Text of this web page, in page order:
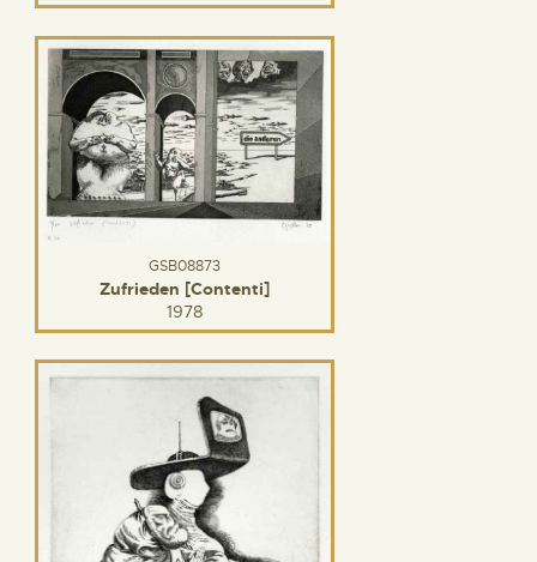
GSB08873
Zufrieden [Contenti]
1978